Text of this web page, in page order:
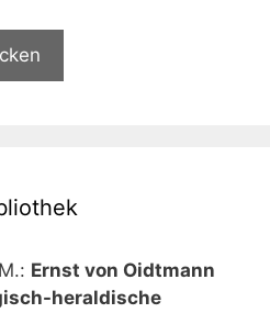
Ernst von Oidtmann
heraldische